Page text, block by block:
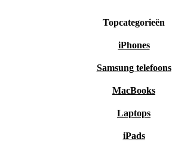
Topcategorieën
iPhones
Samsung telefoons
MacBooks
Laptops
iPads